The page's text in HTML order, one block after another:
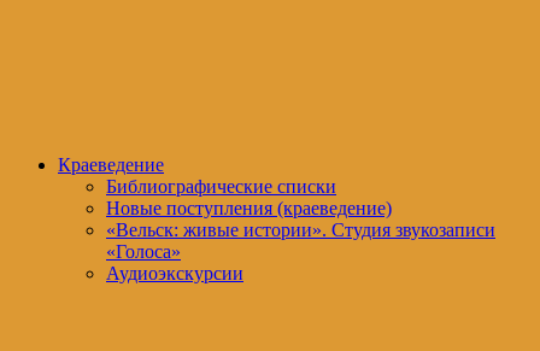
Краеведение
Библиографические списки
Новые поступления (краеведение)
«Вельск: живые истории». Студия звукозаписи
«Голоса»
Аудиоэкскурсии